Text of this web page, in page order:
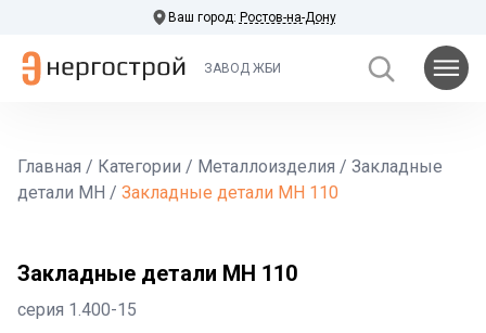
Ваш город: Ростов-на-Дону
ЗАВОД ЖБИ
Главная / Категории / Металлоизделия / Закладные
детали МН / Закладные детали МН 110
Закладные детали МН 110
серия 1.400-15